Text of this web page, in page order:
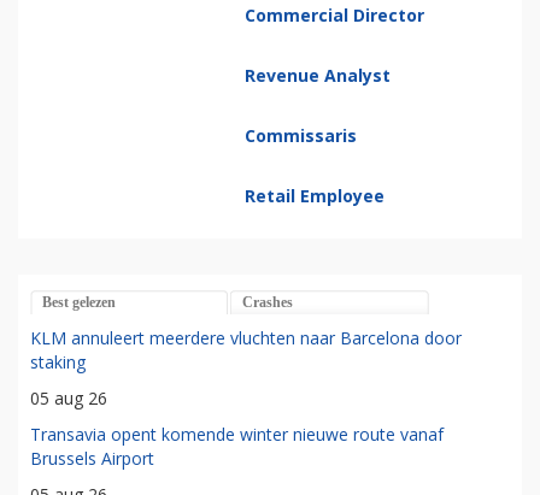
Commercial Director
Revenue Analyst
Commissaris
Retail Employee
Best gelezen Crashes
KLM annuleert meerdere vluchten naar Barcelona door
staking
05 aug 26
Transavia opent komende winter nieuwe route vanaf
Brussels Airport